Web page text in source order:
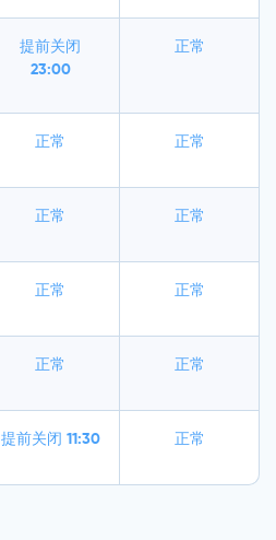
提前关闭
23:00
正常
正常 正常
正常 正常
正常 正常
正常 正常
提前关闭 11:30 正常